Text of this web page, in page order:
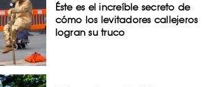
Éste es el increíble secreto de
cómo los levitadores callejeros
logran su truco